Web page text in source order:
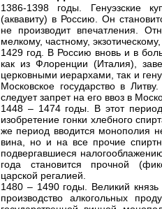
1386-1398 годы. Генуэзские
(аквавиту) в Россию. Он
не производит впечатления.
мелкому, частному,
1429 год. В Россию вновь и в
как из Флоренции (Италия),
церковными иерархами, так и
Московское государство в
следует запрет на его ввоз в
1448 – 1474 годы. В этот период
изобретение гонки хлебного
же период вводится монополия
вина, но и на все прочие
подвергавшиеся
года становится прочной
царской регалией.
1480 – 1490 годы. Великий
производство алкогольных